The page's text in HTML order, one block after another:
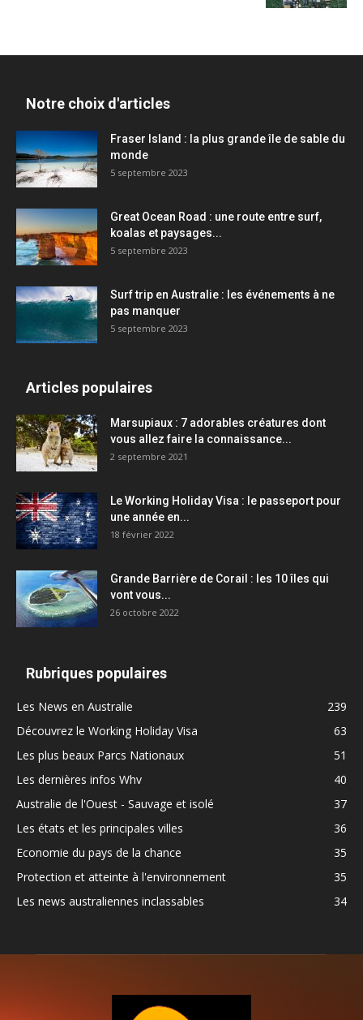
Notre choix d'articles
Fraser Island : la plus grande île de sable du
monde
5 septembre 2023
Great Ocean Road : une route entre surf,
koalas et paysages...
5 septembre 2023
Surf trip en Australie : les événements à ne
pas manquer
5 septembre 2023
Articles populaires
Marsupiaux : 7 adorables créatures dont
vous allez faire la connaissance...
2 septembre 2021
Le Working Holiday Visa : le passeport pour
une année en...
18 février 2022
Grande Barrière de Corail : les 10 îles qui
vont vous...
26 octobre 2022
Rubriques populaires
Les News en Australie
239
Découvrez le Working Holiday Visa
63
Les plus beaux Parcs Nationaux
51
Les dernières infos Whv
40
Australie de l'Ouest - Sauvage et isolé
37
Les états et les principales villes
36
Economie du pays de la chance
35
Protection et atteinte à l'environnement
35
Les news australiennes inclassables
34